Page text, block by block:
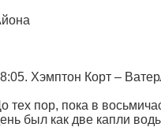
Хэмптон Корт –
тех пор, пока в
был как две капли